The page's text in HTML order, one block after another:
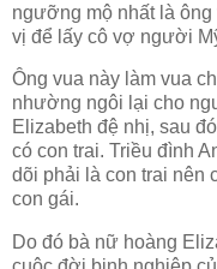
ngưỡng mộ nhất là ông
vị để lấy cô vợ người
Ông vua này làm vua
nhường ngôi lại cho
Elizabeth đệ nhị, sau
có con trai. Triều đình
dõi phải là con trai nên
con gái.
Do đó bà nữ hoàng